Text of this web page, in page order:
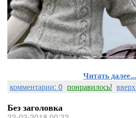
Читать далее...
комментарии: 0 понравилось!
Без заголовка